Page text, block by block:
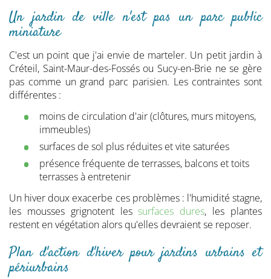
Un jardin de ville n'est pas un parc public
miniature
C'est un point que j'ai envie de marteler. Un petit jardin à
Créteil, Saint-Maur-des-Fossés ou Sucy-en-Brie ne se gère
pas comme un grand parc parisien. Les contraintes sont
différentes :
moins de circulation d'air (clôtures, murs mitoyens,
immeubles)
surfaces de sol plus réduites et vite saturées
présence fréquente de terrasses, balcons et toits
terrasses à entretenir
Un hiver doux exacerbe ces problèmes : l'humidité stagne,
les mousses grignotent lessurfaces dures, les plantes
restent en végétation alors qu'elles devraient se reposer.
Plan d'action d'hiver pour jardins urbains et
périurbains